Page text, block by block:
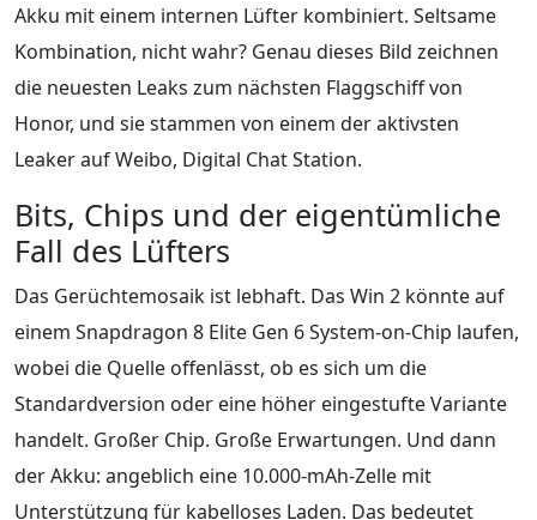
Akku mit einem internen Lüfter kombiniert. Seltsame
Kombination, nicht wahr? Genau dieses Bild zeichnen
die neuesten Leaks zum nächsten Flaggschiff von
Honor, und sie stammen von einem der aktivsten
Leaker auf Weibo, Digital Chat Station.
Bits, Chips und der eigentümliche
Fall des Lüfters
Das Gerüchtemosaik ist lebhaft. Das Win 2 könnte auf
einem Snapdragon 8 Elite Gen 6 System-on-Chip laufen,
wobei die Quelle offenlässt, ob es sich um die
Standardversion oder eine höher eingestufte Variante
handelt. Großer Chip. Große Erwartungen. Und dann
der Akku: angeblich eine 10.000-mAh-Zelle mit
Unterstützung für kabelloses Laden. Das bedeutet